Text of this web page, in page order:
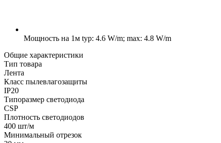
Мощность на 1м typ: 4.6 W/m; max: 4.8 W/m
Общие характеристики
Тип товара
Лента
Класс пылевлагозащиты
IP20
Типоразмер светодиода
CSP
Плотность светодиодов
400 шт/м
Минимальный отрезок